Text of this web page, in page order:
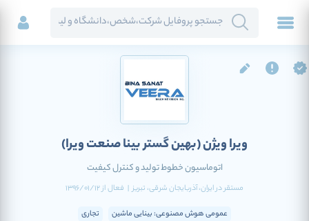
ویرا ویژن(بهین گستر بینا صنعت ویرا)
اتوماسیون خطوط تولید و کنترل کیفیت
مستقر درایران، آذربایجان شرقی، تبریز | فعالاز1396/01/12
عمومی هوش مصنوعی: بینایی ماشین
تجاری